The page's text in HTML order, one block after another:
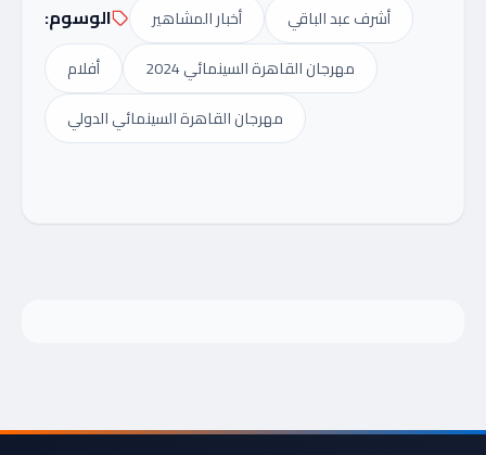
الوسوم: أخبار المشاهير
أشرف عبد الباقي
أفلام
مهرجان القاهرة السينمائي 2024
مهرجان القاهرة السينمائي الدولي